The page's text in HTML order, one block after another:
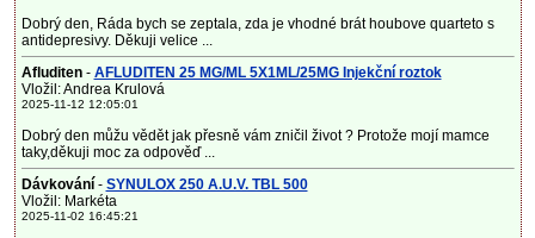
Dobrý den, Ráda bych se zeptala, zda je vhodné brát houbove quarteto s
antidepresivy. Děkuji velice ...
Afluditen- AFLUDITEN 25 MG/ML 5X1ML/25MG Injekční roztok
Vložil: Andrea Krulová
2025-11-12 12:05:01
Dobrý den můžu vědět jak přesně vám zničil život ? Protože mojí mamce
taky,děkuji moc za odpověď ...
Dávkování - SYNULOX 250 A.U.V. TBL 500
Vložil: Markéta
2025-11-02 16:45:21